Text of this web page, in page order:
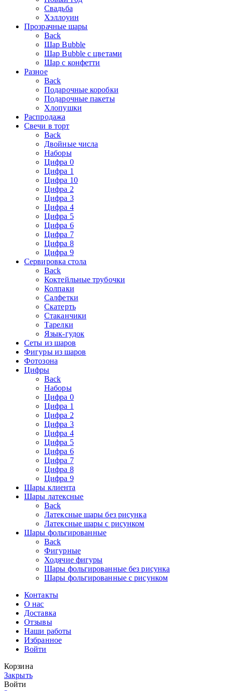
Свадьба
Хэллоуин
Прозрачные шары
Back
Шар Bubble
Шар Bubble с цветами
Шар с конфетти
Разное
Back
Подарочные коробки
Подарочные пакеты
Хлопушки
Распродажа
Свечи в торт
Back
Двойные числа
Наборы
Цифра 0
Цифра 1
Цифра 10
Цифра 2
Цифра 3
Цифра 4
Цифра 5
Цифра 6
Цифра 7
Цифра 8
Цифра 9
Сервировка стола
Back
Коктейльные трубочки
Колпаки
Салфетки
Скатерть
Стаканчики
Тарелки
Язык-гудок
Сеты из шаров
Фигуры из шаров
Фотозона
Цифры
Back
Наборы
Цифра 0
Цифра 1
Цифра 2
Цифра 3
Цифра 4
Цифра 5
Цифра 6
Цифра 7
Цифра 8
Цифра 9
Шары клиента
Шары латексные
Back
Латексные шары без рисунка
Латексные шары с рисунком
Шары фольгированные
Back
Фигурные
Ходячие фигуры
Шары фольгированные без рисунка
Шары фольгированные с рисунком
Контакты
О нас
Доставка
Отзывы
Наши работы
Избранное
Войти
Корзина
Закрыть
Войти